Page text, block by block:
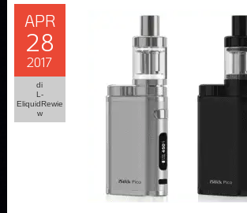
APR
28
2017
di
L-
EliquidRewie
w